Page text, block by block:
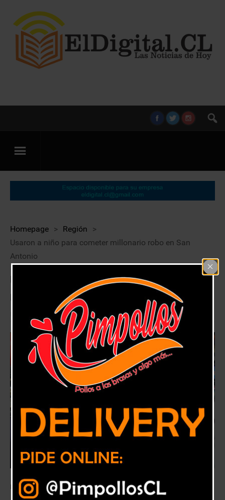
Homepage > Región
>
Usaron a niño para cometer millonario robo en San
Antonio
Usaron a niño para cometer
millonario robo en San Antonio
8 noviembre, 2024 Región
Detectives pertenecientes a la Brigada Investigadora de Robos San